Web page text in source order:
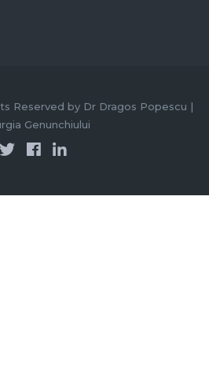
Reserved by Dr Dragos Popescu |
Genunchiului